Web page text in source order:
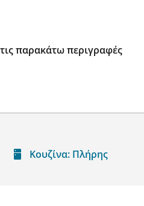
παρακάτω περιγραφές
Κουζίνα: Πλήρης